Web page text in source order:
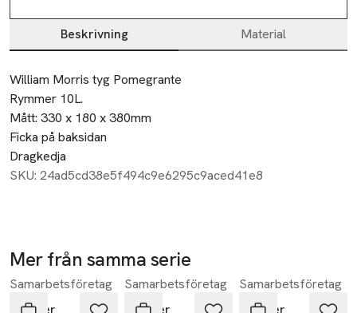
Beskrivning Material
Beskrivning
William Morris tyg Pomegrante
Rymmer 10L.
Mått: 330 x 180 x 380mm
Ficka på baksidan
Dragkedja
SKU: 24ad5cd38e5f494c9e6295c9aced41e8
Mer från samma serie
Hoppa över bildspelet
Samarbetsföretag
Samarbetsföretag
Samarbetsföretag